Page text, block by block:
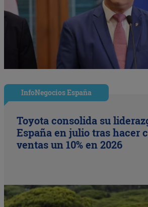
InfoNegocios España
Toyota consolida su
España en julio tras hacer
ventas un 10% en 2026